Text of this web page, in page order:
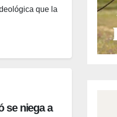
que la
se niega a